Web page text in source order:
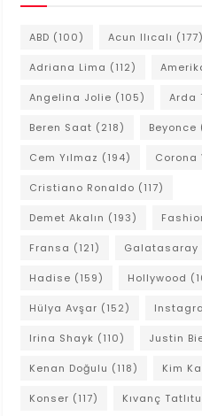
ABD (100) Acun Ilıcalı (177)
Adriana Lima (112)
Angelina Jolie (105) Arda
Beren Saat (218) Beyonce
Cem Yılmaz (194) Corona
Cristiano Ronaldo (117)
Demet Akalın (193)
Fransa (121) Galatasaray
Hadise (159) Hollywood
Hülya Avşar (152)
Irina Shayk (110) Justin
Kenan Doğulu (118) Kim
Konser (117) Kıvanç